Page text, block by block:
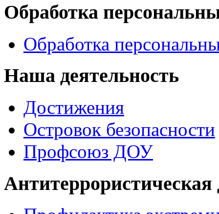
Обработка
Обработка
Наша деятельность
Достижения
Островок безопасности
Профсоюз ДОУ
Антитеррористическая